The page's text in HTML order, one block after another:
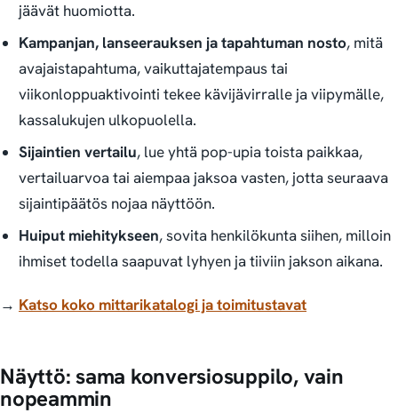
jäävät huomiotta.
Kampanjan, lanseerauksen ja tapahtuman nosto, mitä
avajaistapahtuma, vaikuttajatempaus tai
viikonloppuaktivointi tekee kävijävirralle ja viipymälle,
kassalukujen ulkopuolella.
Sijaintien vertailu, lue yhtä pop-upia toista paikkaa,
vertailuarvoa tai aiempaa jaksoa vasten, jotta seuraava
sijaintipäätös nojaa näyttöön.
Huiput miehitykseen, sovita henkilökunta siihen, milloin
ihmiset todella saapuvat lyhyen ja tiiviin jakson aikana.
→ Katso koko mittarikatalogi ja toimitustavat
Näyttö: sama konversiosuppilo, vain
nopeammin